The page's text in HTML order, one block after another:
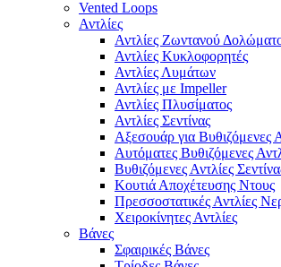
Vented Loops
Αντλίες
Αντλίες Ζωντανού
Αντλίες Κυκλοφορητές
Αντλίες Λυμάτων
Αντλίες με Impeller
Αντλίες Πλυσίματος
Αντλίες Σεντίνας
Αξεσουάρ για Βυθιζόμενες
Αυτόματες Βυθιζόμενες
Βυθιζόμενες Αντλίες
Κουτιά Αποχέτευσης Ντους
Πρεσσοστατικές Αντλίες
Χειροκίνητες Αντλίες
Βάνες
Σφαιρικές Βάνες